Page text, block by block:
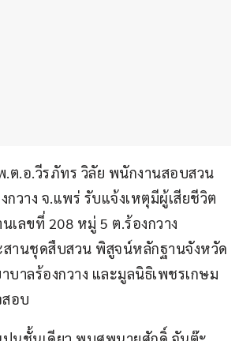
.ต.อ.วีรภัทร วิลัย พนักงานสอบสวน
กวาง จ.แพร่ รับแจ้งเหตุมีผู้เสียชีวิต
เลขที่ 208 หมู่ 5 ต.ร้องกวาง
สานชุดสืบสวน พิสูจน์หลักฐานจังหวัด
บาลร้องกวาง และมูลนิธิเพชรเกษม
สอบ